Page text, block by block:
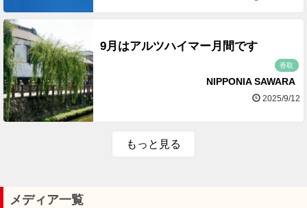
9月はアルツハイマー月間です
香取
NIPPONIA SAWARA
2025/9/12
もっと見る
メディア一覧